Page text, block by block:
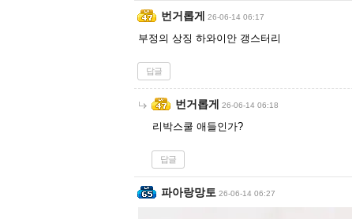
번거롭게 26-06-14 06:17
부정의 상징 하와이안 갱스터리
답글
번거롭게 26-06-14 06:18
리박스쿨 애들인가?
답글
파아랑망토 26-06-14 06:27